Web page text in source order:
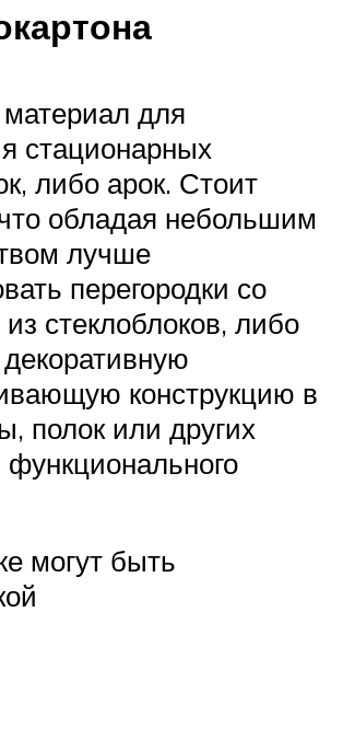
для
стационарных
либо арок. Стоит
обладая небольшим
лучше
перегородки со
стеклоблоков, либо
конструкцию в
полок или других
могут быть